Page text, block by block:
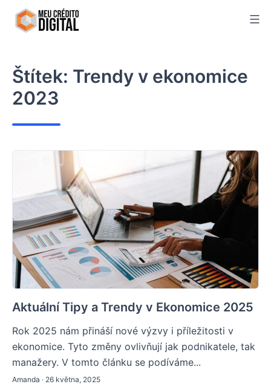
Skip
Štítek: Trendy v ekonomice
2023
Aktuální Tipy a Trendy v Ekonomice 2025
Rok 2025 nám přináší nové výzvy i příležitosti v
ekonomice. Tyto změny ovlivňují jak podnikatele, tak
manažery. V tomto článku se podíváme...
Amanda · 26 května, 2025